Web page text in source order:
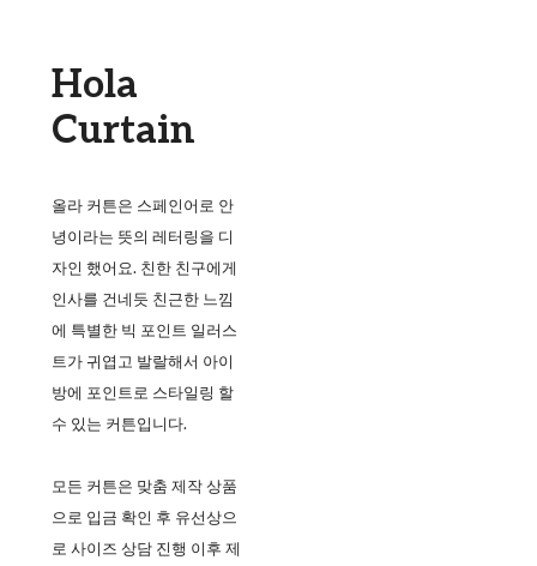
Hola
Curtain
올라 커튼은 스페인어로 안
녕이라는 뜻의 레터링을 디
자인 했어요. 친한 친구에게
인사를 건네듯 친근한 느낌
에 특별한 빅 포인트 일러스
트가 귀엽고 발랄해서 아이
방에 포인트로 스타일링 할
수 있는 커튼입니다.
모든 커튼은 맞춤 제작 상품
으로 입금 확인 후 유선상으
로 사이즈 상담 진행 이후 제